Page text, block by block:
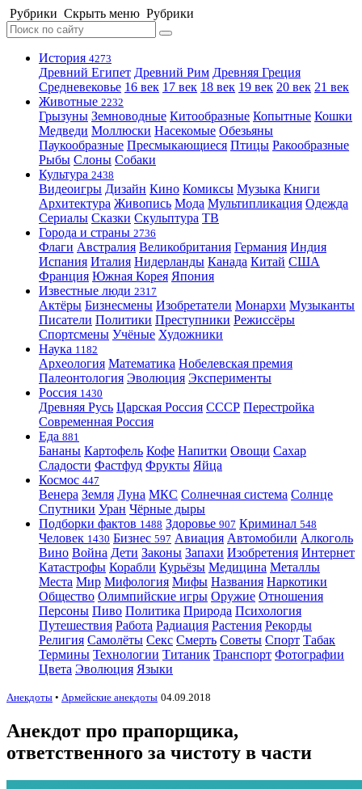
Рубрики Скрыть меню Рубрики
История 4273
Древний Египет Древний Рим Древняя Греция
Средневековье 16 век 17 век 18 век 19 век 20 век 21 век
Животные 2232
Грызуны Земноводные Китообразные Копытные Кошки
Медведи Моллюски Насекомые Обезьяны
Паукообразные Пресмыкающиеся Птицы Ракообразные
Рыбы Слоны Собаки
Культура 2438
Видеоигры Дизайн Кино Комиксы Музыка Книги
Архитектура Живопись Мода Мультипликация Одежда
Сериалы Сказки Скульптура ТВ
Города и страны 2736
Флаги Австралия Великобритания Германия Индия
Испания Италия Нидерланды Канада Китай США
Франция Южная Корея Япония
Известные люди 2317
Актёры Бизнесмены Изобретатели Монархи Музыканты
Писатели Политики Преступники Режиссёры
Спортсмены Учёные Художники
Наука 1182
Археология Математика Нобелевская премия
Палеонтология Эволюция Эксперименты
Россия 1430
Древняя Русь Царская Россия СССР Перестройка
Современная Россия
Еда 881
Бананы Картофель Кофе Напитки Овощи Сахар
Сладости Фастфуд Фрукты Яйца
Космос 447
Венера Земля Луна МКС Солнечная система Солнце
Спутники Уран Чёрные дыры
Подборки фактов 1488 Здоровье 907 Криминал 548
Человек 1430 Бизнес 597 Авиация Автомобили Алкоголь
Вино Война Дети Законы Запахи Изобретения Интернет
Катастрофы Корабли Курьёзы Медицина Металлы
Места Мир Мифология Мифы Названия Наркотики
Общество Олимпийские игры Оружие Отношения
Персоны Пиво Политика Природа Психология
Путешествия Работа Радиация Растения Рекорды
Религия Самолёты Секс Смерть Советы Спорт Табак
Термины Технологии Титаник Транспорт Фотографии
Цвета Эволюция Языки
Анекдоты • Армейские анекдоты 04.09.2018
Анекдот про прапорщика,
ответственного за чистоту в части